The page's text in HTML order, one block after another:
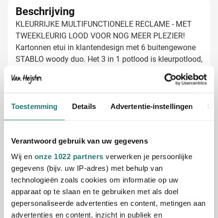
Toestemming Details Advertentie-instellingen
Verantwoord gebruik van uw gegevens
Wij en onze 1022 partners verwerken je persoonlijke
gegevens (bijv. uw IP-adres) met behulp van
technologieën zoals cookies om informatie op uw
apparaat op te slaan en te gebruiken met als doel
gepersonaliseerde advertenties en content, metingen aan
advertenties en content, inzicht in publiek en
Beschrijving
KLEURRIJKE MULTIFUNCTIONELE RECLAME - MET
TWEEKLEURIG LOOD VOOR NOG MEER PLEZIER!
Kartonnen etui in klantendesign met 6 buitengewone
STABLO woody duo. Het 3 in 1 potlood is kleurpotlood,
tweekleurige XXL stift in 10 verschillende
gecertificeerd hout.
Lees meer
Specificaties
Gewicht
Materiaal
Hout, Karton
Afmetingen
11.5 cm x 9.6 cm x 1.7